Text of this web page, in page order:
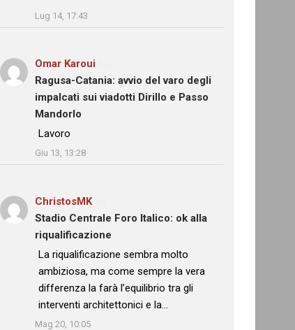
Lug 14, 17:43
Omar Karoui
Ragusa-Catania: avvio del varo degli
impalcati sui viadotti Dirillo e Passo
Mandorlo
: “Lavoro
Giu 13, 13:28
ChristosMKsu
Stadio Centrale Foro Italico: ok alla
riqualificazione
: “La riqualificazione sembra molto
ambiziosa, ma come sempre la vera
differenza la farà l’equilibrio tra gli
interventi architettonici e la…
Mag 20, 10:05